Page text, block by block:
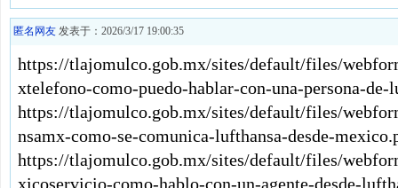
匿名网友 发表于：2026/3/17 19:00:35
https://tlajomulco.gob.mx/sites/default/files/
xtelefono-como-puedo-hablar-con-una-persona-de-
https://tlajomulco.gob.mx/sites/default/files/
nsamx-como-se-comunica-lufthansa-desde-
https://tlajomulco.gob.mx/sites/default/files/
xicoservicio-como-hablo-con-un-agente-desde-